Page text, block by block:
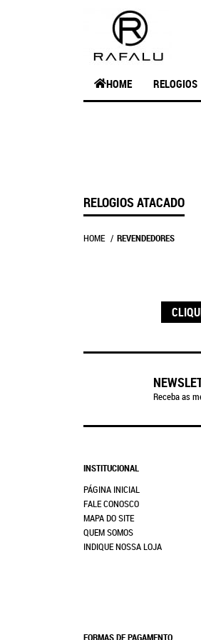
HOME RELOGIOS
RELOGIOS ATACADO
HOME REVENDEDORES
Receba as
INSTITUCIONAL
PÁGINA INICIAL
FALE CONOSCO
MAPA DO SITE
QUEM SOMOS
INDIQUE NOSSA LOJA
FORMAS DE PAGAMENTO